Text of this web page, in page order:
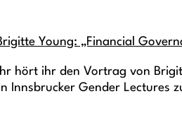
Young: „Financial
hört ihr den Vortrag von
Innsbrucker Gender Lectures